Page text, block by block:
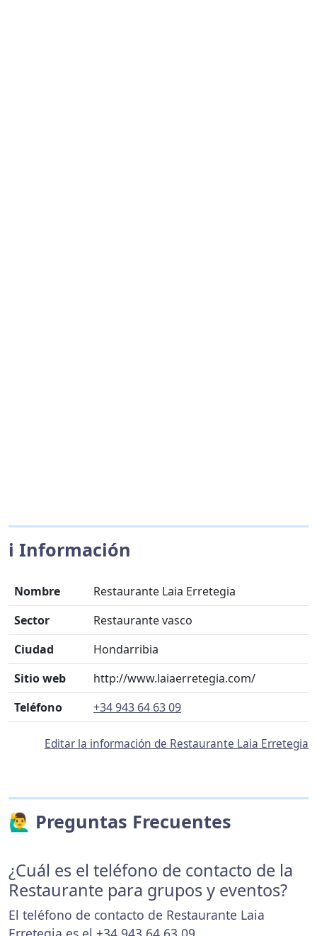
ℹ️ Información
Nombre
Restaurante Laia Erretegia
Sector
Restaurante vasco
Ciudad
Hondarribia
Sitio web
http://www.laiaerretegia.com/
Teléfono
+34 943 64 63 09
Editar la información de Restaurante Laia Erretegia
🙋‍♂️ Preguntas Frecuentes
¿Cuál es el teléfono de contacto de la
Restaurante para grupos y eventos?
El teléfono de contacto de Restaurante Laia